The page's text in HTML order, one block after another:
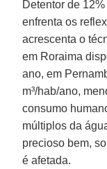
Detentor de
enfrenta os
acrescenta o
em Roraima
ano, em
m³/hab/ano,
consumo
múltiplos da
precioso bem,
é afetada.